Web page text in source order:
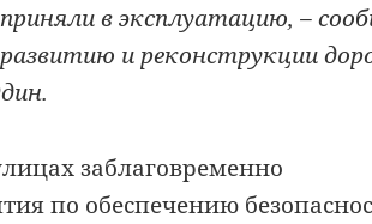
в эксплуатацию, –
и реконструкции
заблаговременно
по обеспечению